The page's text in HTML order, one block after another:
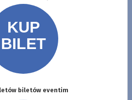
biletów eventim